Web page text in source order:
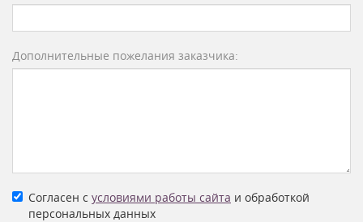
Дополнительные пожелания заказчика:
Согласен с условиями работы сайта и обработкой
персональных данных